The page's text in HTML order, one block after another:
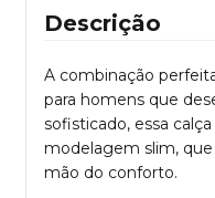
Descrição
A combinação
para homens que
sofisticado, essa
modelagem slim,
mão do conforto.